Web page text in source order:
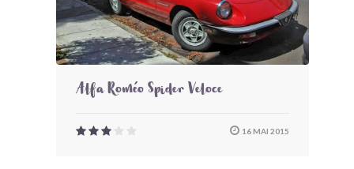
Alfa Roméo Spider Veloce
16 MAI 2015